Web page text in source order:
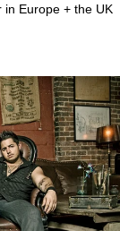
in Europe + the UK